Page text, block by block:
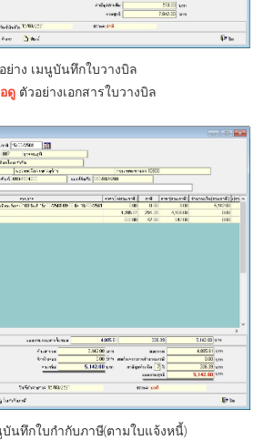
ย่าง เมนูบันทึกใบวางบิล
ดู ตัวอย่างเอกสารใบวางบิล
บันทึกใบกำกับภาษี(ตามใบแจ้งหนี้)